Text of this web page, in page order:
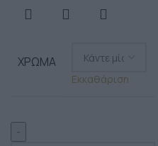
ΧΡΏΜΑ
Εκκαθάριση